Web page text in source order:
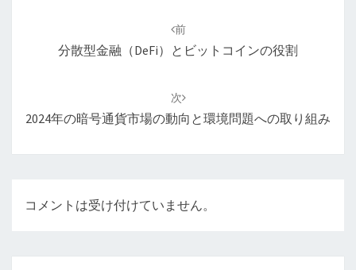
シ
前
分散型金融（DeFi）とビットコインの役割
次
2024年の暗号通貨市場の動向と環境問題への取り組み
コメントは受け付けていません。